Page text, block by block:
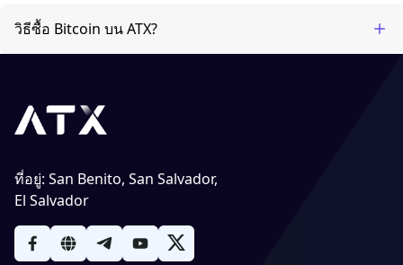
วิธีซื้อ Bitcoin บน ATX?
ที่อยู่: San Benito, San Salvador,
El Salvador